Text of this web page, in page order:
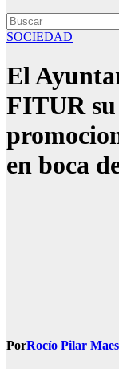
SOCIEDAD
El
FITUR
en boca
PorRocío Pilar